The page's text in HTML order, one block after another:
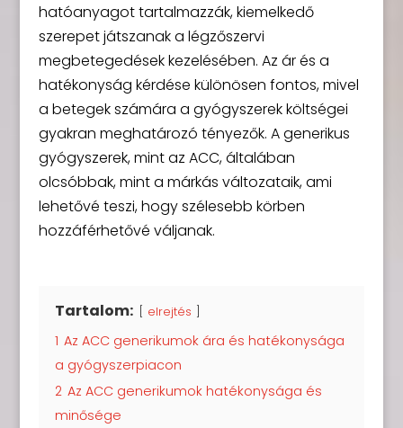
hatóanyagot tartalmazzák, kiemelkedő
szerepet játszanak a légzőszervi
megbetegedések kezelésében. Az ár és a
hatékonyság kérdése különösen fontos, mivel
a betegek számára a gyógyszerek költségei
gyakran meghatározó tényezők. A generikus
gyógyszerek, mint az ACC, általában
olcsóbbak, mint a márkás változataik, ami
lehetővé teszi, hogy szélesebb körben
hozzáférhetővé váljanak.
Tartalom: elrejtés
1 Az ACC generikumok ára és hatékonysága
a gyógyszerpiacon
2 Az ACC generikumok hatékonysága és
minősége